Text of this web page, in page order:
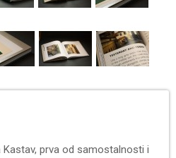
prva od samostalnosti i